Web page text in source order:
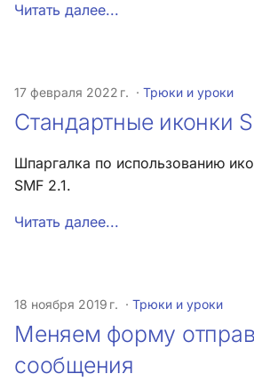
Читать далее...
17 февраля 2022 г. Трюки и уроки
Стандартные иконки
Шпаргалка по использованию
SMF 2.1.
Читать далее...
18 ноября 2019 г. Трюки и уроки
Меняем форму
сообщения